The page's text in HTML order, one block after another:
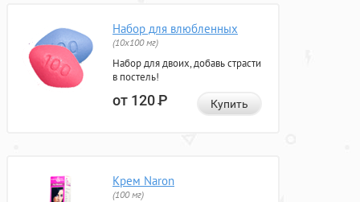
Набор для влюбленных
(10х100 мг)
Набор для двоих, добавь страсти
в постель!
от 120Р Купить
Крем Naron
(100 мг)